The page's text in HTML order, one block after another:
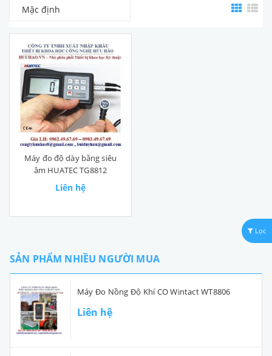
Mặc định
Máy đo độ dày bằng siêu
âm HUATEC TG8812
Liên hệ
SẢN PHẨM NHIỀU NGƯỜI MUA
Máy Đo Nồng Độ Khí CO Wintact WT8806
Liên hệ
Lọc